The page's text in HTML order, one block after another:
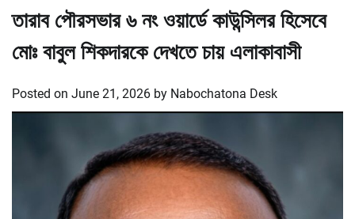
তারাব পৌরসভার ৬ নং ওয়ার্ডে কাউন্সিলর হিসেবে
মোঃ বাবুল শিকদারকে দেখতে চায় এলাকাবাসী
Posted on June 21, 2026 by Nabochatona Desk